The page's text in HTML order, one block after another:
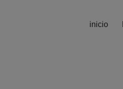
inicio